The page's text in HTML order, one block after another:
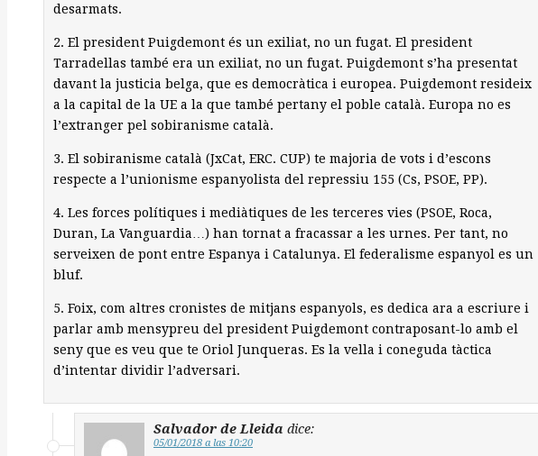
desarmats.
2. El president Puigdemont és un exiliat, no un fugat. El president
Tarradellas també era un exiliat, no un fugat. Puigdemont s’ha presentat
davant la justicia belga, que es democràtica i europea. Puigdemont resideix
a la capital de la UE a la que també pertany el poble català. Europa no es
l’extranger pel sobiranisme català.
3. El sobiranisme català (JxCat, ERC. CUP) te majoria de vots i d’escons
respecte a l’unionisme espanyolista del repressiu 155 (Cs, PSOE, PP).
4. Les forces polítiques i mediàtiques de les terceres vies (PSOE, Roca,
Duran, La Vanguardia…) han tornat a fracassar a les urnes. Per tant, no
serveixen de pont entre Espanya i Catalunya. El federalisme espanyol es un
bluf.
5. Foix, com altres cronistes de mitjans espanyols, es dedica ara a escriure i
parlar amb mensypreu del president Puigdemont contraposant-lo amb el
seny que es veu que te Oriol Junqueras. Es la vella i coneguda tàctica
d’intentar dividir l’adversari.
Salvador de Lleida dice:
05/01/2018 a las 10:20